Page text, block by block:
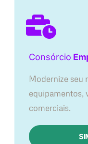
Consórcio
Modernize seu
equipamentos,
comerciais.